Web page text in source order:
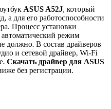
ASUS A52J, который
а для его работоспособности
Процесс установки
режим
должно. В состав драйверов
и сетевой драйвер, Wi-Fi
Скачать драйвер для ASUS
без регистрации.